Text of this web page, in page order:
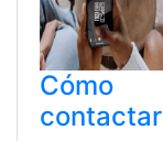
Cómo
contactar